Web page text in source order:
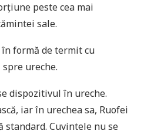
peste cea mai
sale.
formă de termit cu
ureche.
dispozitivul în ureche.
iar în urechea sa, Ruofei
standard. Cuvintele nu se